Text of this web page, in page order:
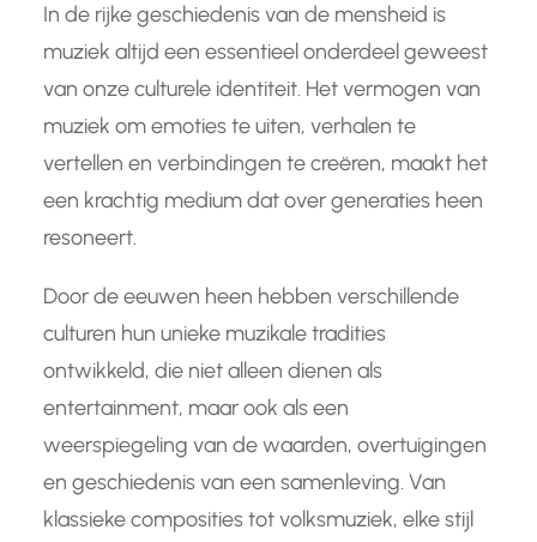
In de rijke geschiedenis van de mensheid is
muziek altijd een essentieel onderdeel geweest
van onze culturele identiteit. Het vermogen van
muziek om emoties te uiten, verhalen te
vertellen en verbindingen te creëren, maakt het
een krachtig medium dat over generaties heen
resoneert.
Door de eeuwen heen hebben verschillende
culturen hun unieke muzikale tradities
ontwikkeld, die niet alleen dienen als
entertainment, maar ook als een
weerspiegeling van de waarden, overtuigingen
en geschiedenis van een samenleving. Van
klassieke composities tot volksmuziek, elke stijl